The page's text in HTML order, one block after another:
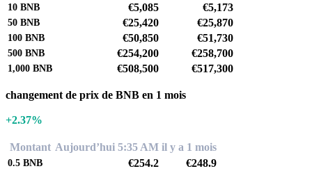
10 BNB €5,085 €5,173
50 BNB €25,420 €25,870
100 BNB €50,850 €51,730
500 BNB €254,200 €258,700
1,000 BNB €508,500 €517,300
changement de prix de BNB en 1 mois
+2.37%
Montant Aujourd’hui 5:35 AM il y a 1 mois
0.5 BNB €254.2 €248.9